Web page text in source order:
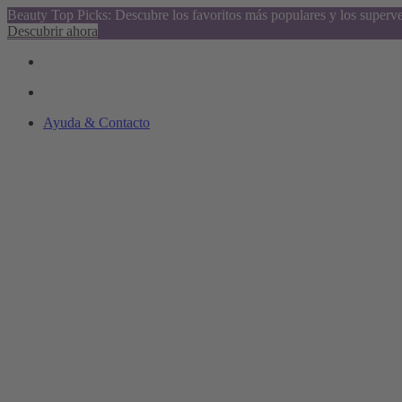
Beauty Top Picks: Descubre los favoritos más populares y los
Descubrir ahora
Ayuda & Contacto